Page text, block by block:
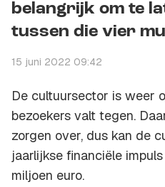
belangrijk om te
tussen die vier
15 juni 2022 09:42
De cultuursector is weer
bezoekers valt tegen.
zorgen over, dus kan de
jaarlijkse financiële
miljoen euro.